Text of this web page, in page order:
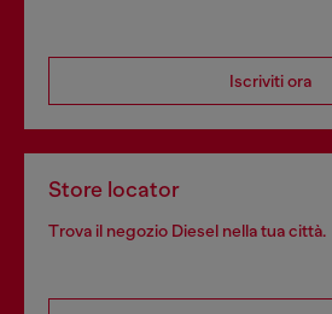
Iscriviti ora
Store locator
Trova il negozio Diesel nella tua città.